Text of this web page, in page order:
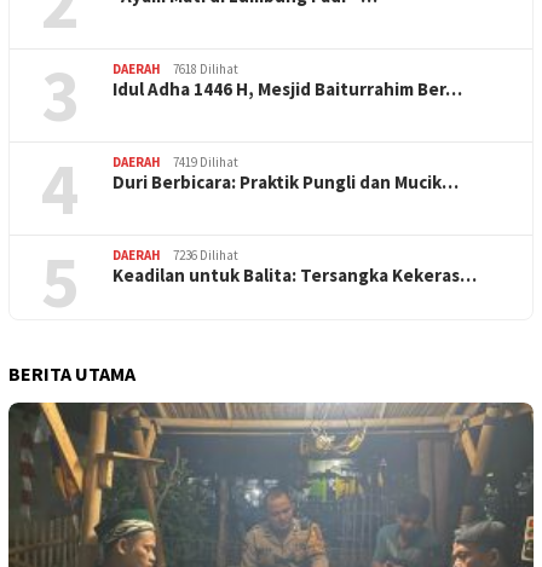
3 DAERAH 7618 Dilihat
Idul Adha 1446 H, Mesjid Baiturrahim Ber…
4 DAERAH 7419 Dilihat
Duri Berbicara: Praktik Pungli dan Mucik…
5 DAERAH 7236 Dilihat
Keadilan untuk Balita: Tersangka Kekeras…
BERITA UTAMA